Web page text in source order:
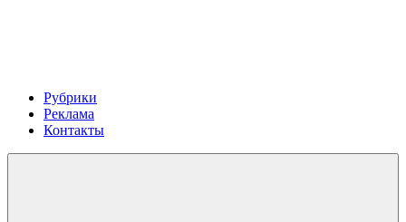
Рубрики
Реклама
Контакты